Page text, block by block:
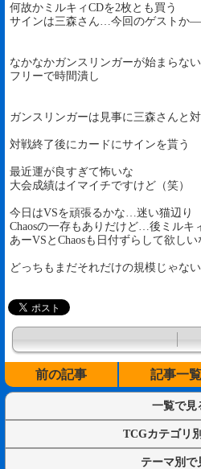
何故かミルキィCDを2枚とも買う
サインは三森さん…今回のゲストか―
なかなかガンスリンガーが始まらな
フリーで時間潰し
ガンスリンガーは見事に三森さんと
対戦終了後にカードにサインを貰う
最近運が良すぎて怖いな
大会成績はイマイチですけど（笑）
今日はVSを頑張るかな…迷い猫辺り
Chaosの一存もありだけど…後ミル
あーVSとChaosも日付ずらして欲しい
どっちもまだそれだけの規模じゃな
前の記事 記事一覧
一覧で見
TCGカテゴリ
テーマ別で